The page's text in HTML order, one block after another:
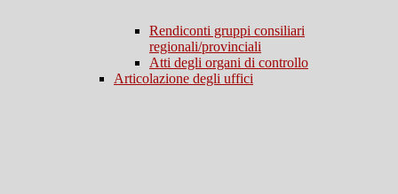
Rendiconti gruppi consiliari
regionali/provinciali
Atti degli organi di controllo
Articolazione degli uffici